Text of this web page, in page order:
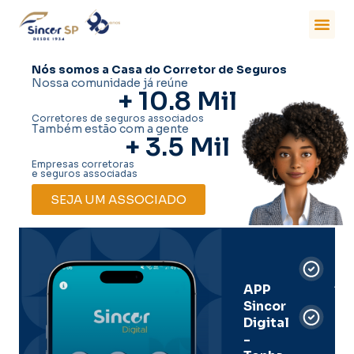
Nós somos a Casa do Corretor de Seguros
Nossa comunidade já reúne
+ 10.8 Mil
Corretores de seguros associados
Também estão com a gente
+ 3.5 Mil
Empresas corretoras
e seguros associadas
SEJA UM ASSOCIADO
APP
Sincor
Digital
-